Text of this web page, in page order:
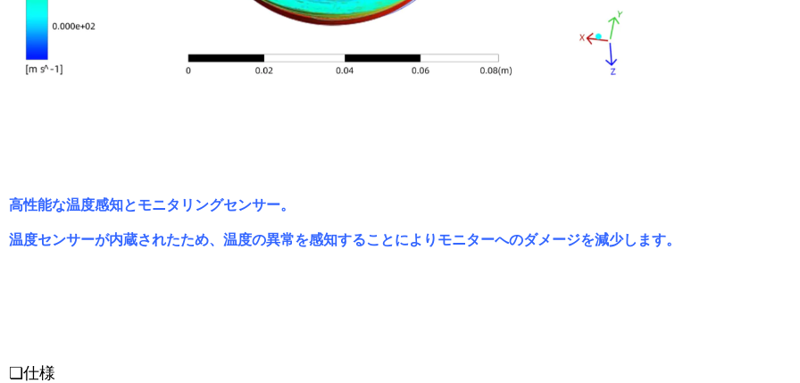
高性能な温度感知とモニタリングセンサー。
温度センサーが内蔵されたため、温度の異常を感知することによりモニターへのダメージを減少します。
❏仕様